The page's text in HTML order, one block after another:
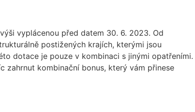
vyplácenou před datem 30. 6. 2023. Od
postižených krajích, kterými jsou
dotace je pouze v kombinaci s jinými opatřeními.
kombinační bonus, který vám přinese